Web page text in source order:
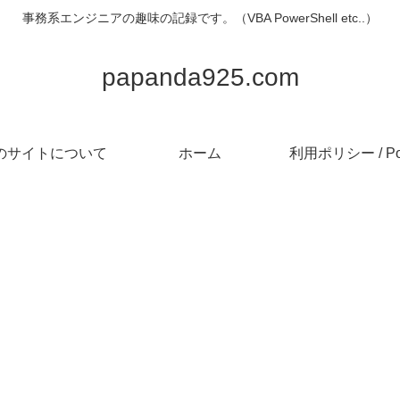
事務系エンジニアの趣味の記録です。（VBA PowerShell etc..）
papanda925.com
サイトについて ホーム 利用ポリシー /